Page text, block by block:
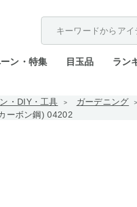
ン・特集 目玉品 ラン
・DIY・工具
ガーデニング
ーボン鋼) 04202